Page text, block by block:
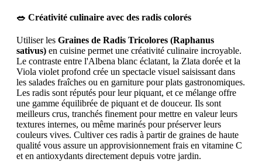
🥗 Créativité culinaire avec des radis colorés
Utiliser les Graines de Radis Tricolores (Raphanus
sativus) en cuisine permet une créativité culinaire incroyable.
Le contraste entre l'Albena blanc éclatant, la Zlata dorée et la
Viola violet profond crée un spectacle visuel saisissant dans
les salades fraîches ou en garniture pour plats gastronomiques.
Les radis sont réputés pour leur piquant, et ce mélange offre
une gamme équilibrée de piquant et de douceur. Ils sont
meilleurs crus, tranchés finement pour mettre en valeur leurs
textures internes, ou même marinés pour préserver leurs
couleurs vives. Cultiver ces radis à partir de graines de haute
qualité vous assure un approvisionnement frais en vitamine C
et en antioxydants directement depuis votre jardin.